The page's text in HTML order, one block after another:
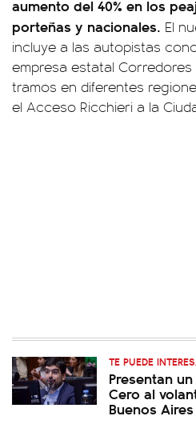
aumento del 40% en los
porteñas y nacionales. El
incluye a las autopistas
empresa estatal
tramos en diferentes
el Acceso Ricchieri a la
TE PUEDE
Presentan
Cero al
Buenos Aires